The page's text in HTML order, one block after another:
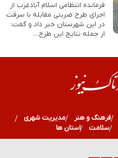
فرمانده انتظامی اسلام آبادغرب از
اجرای طرح ضربتی مقابله با سرقت
در این شهرستان خبر داد و گفت:
از جمله نتایج این طرح…
فرهنگ و هنر
مدیریت شهری
سلامت استان ها